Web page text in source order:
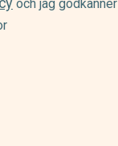
och jag godkänner